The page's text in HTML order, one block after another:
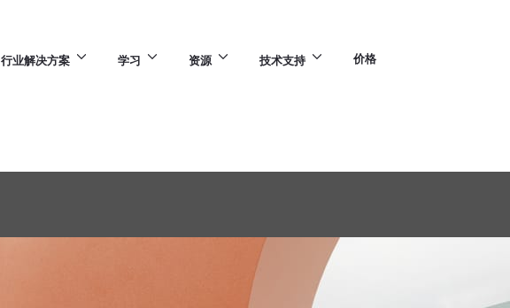
行业解决方案 学习 资源 技术支持 价格